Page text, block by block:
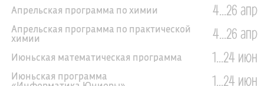
Апрельская программа по химии 4...26 апр
Апрельская программа по практической
химии 4...26 апр
Июньская математическая программа 1...24 июн
Июньская программа 1...24 июн